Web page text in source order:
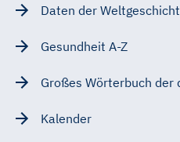
Daten der
Gesundheit A-Z
Großes Wörterbuch der
Kalender